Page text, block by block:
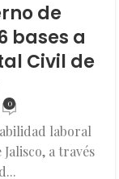
de
bases a
Civil de
0
laboral
a través